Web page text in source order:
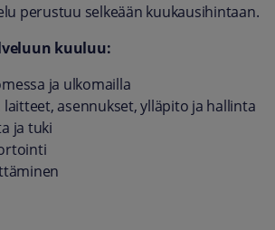
perustuu selkeään kuukausihintaan.
kuuluu:
ja ulkomailla
asennukset, ylläpito ja hallinta
ja tuki